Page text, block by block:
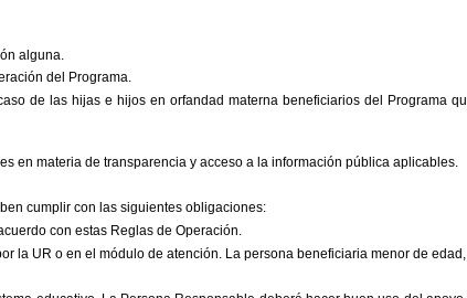
alguna.
del
Programa.
de las hijas e hijos en orfandad materna beneficiarios del Programa
en materia de transparencia y acceso a la información pública aplicables.
cumplir con las siguientes obligaciones:
con estas Reglas de Operación.
la UR o en el módulo de atención. La persona beneficiaria menor de